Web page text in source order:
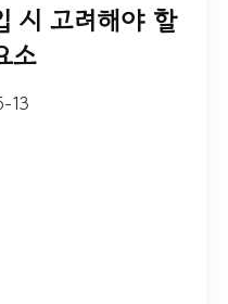
시 고려해야 할
소
13